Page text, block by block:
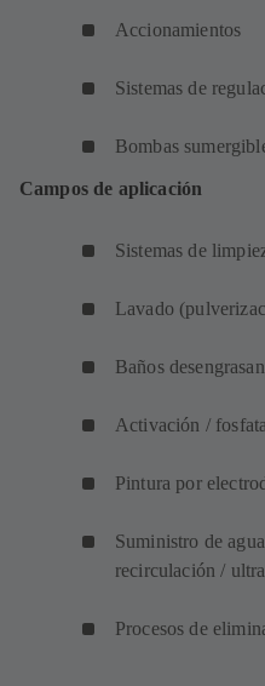
Accionamientos
Sistemas de
Bombas
Campos de aplicación
Sistemas de
Lavado
Baños
Activación /
Pintura por
Suministro de
recirculación /
Procesos de